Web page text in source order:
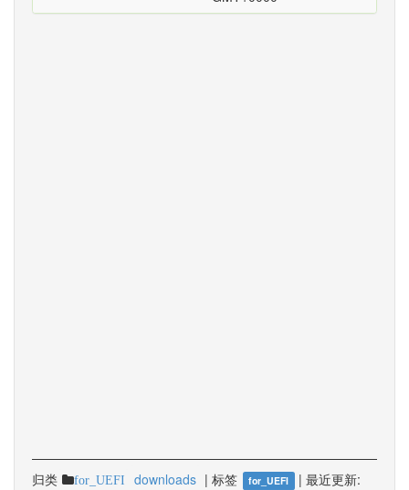
归类 for_UEFI downloads | 标签 for_UEFI | 最近更新: